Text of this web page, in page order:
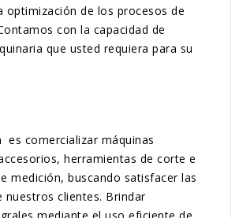
optimización de los procesos de
con la capacidad de
que usted requiera para su
es comercializar máquinas
herramientas de corte e
medición, buscando satisfacer las
nuestros clientes. Brindar